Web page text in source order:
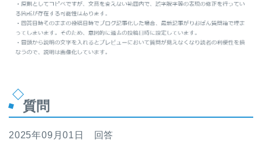
質問
2025年09月01日 回答